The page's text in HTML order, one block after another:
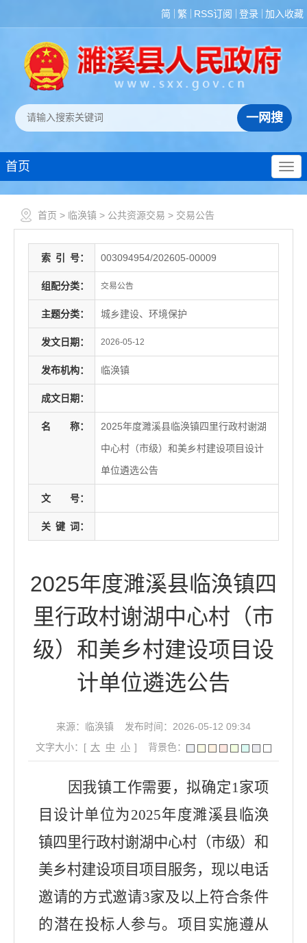
简 繁 RSS订阅 登录 加入收藏
首页
首页 > 临涣镇 > 公共资源交易 > 交易公告
索 引 号： 003094954/202605-00009
组配分类： 交易公告
主题分类： 城乡建设、环境保护
发文日期： 2026-05-12
发布机构： 临涣镇
成文日期：
名 称：
2025年度濉溪县临涣镇四里行政村谢湖
中心村（市级）和美乡村建设项目设计
单位遴选公告
文 号：
关 键 词：
2025年度濉溪县临涣镇四
里行政村谢湖中心村（市
级）和美乡村建设项目设
计单位遴选公告
来源：临涣镇
发布时间：2026-05-12 09:34
文字大小：[ 大 中 小 ] 背景色：
因我镇工作需要，拟确定1家项
目设计单位为2025年度濉溪县临涣
镇四里行政村谢湖中心村（市级）和
美乡村建设项目项目服务，现以电话
邀请的方式邀请3家及以上符合条件
的潜在投标人参与。项目实施遵从